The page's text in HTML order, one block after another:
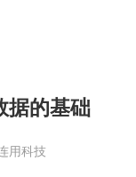
据的基础
用科技